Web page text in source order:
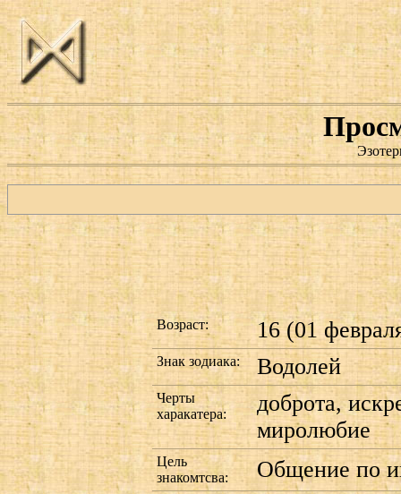
Возраст: 16 (01
Знак зодиака: Водолей
Черты
харакатера:
доброта,
миролюбие
Цель
знакомтсва:
Общение по